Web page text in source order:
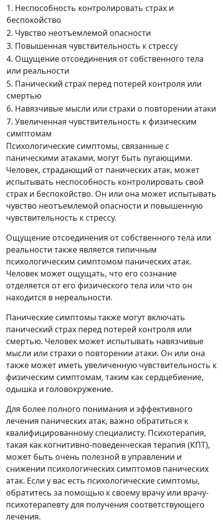
1. Неспособность контролировать страх и
беспокойство
2. Чувство неотъемлемой опасности
3. Повышенная чувствительность к стрессу
4. Ощущение отсоединения от собственного тела
или реальности
5. Панический страх перед потерей контроля или
смертью
6. Навязчивые мысли или страхи о повторении атаки
7. Увеличенная чувствительность к физическим
симптомам
Психологические симптомы, связанные с
паническими атаками, могут быть пугающими.
Человек, страдающий от панических атак, может
испытывать неспособность контролировать свой
страх и беспокойство. Он или она может испытывать
чувство неотъемлемой опасности и повышенную
чувствительность к стрессу.
Ощущение отсоединения от собственного тела или
реальности также является типичным
психологическим симптомом панических атак.
Человек может ощущать, что его сознание
отделяется от его физического тела или что он
находится в нереальности.
Панические симптомы также могут включать
панический страх перед потерей контроля или
смертью. Человек может испытывать навязчивые
мысли или страхи о повторении атаки. Он или она
также может иметь увеличенную чувствительность к
физическим симптомам, таким как сердцебиение,
одышка и головокружение.
Для более полного понимания и эффективного
лечения панических атак, важно обратиться к
квалифицированному специалисту. Психотерапия,
такая как когнитивно-поведенческая терапия (КПТ),
может быть очень полезной в управлении и
снижении психологических симптомов панических
атак. Если у вас есть психологические симптомы,
обратитесь за помощью к своему врачу или врачу-
психотерапевту для получения соответствующего
лечения.